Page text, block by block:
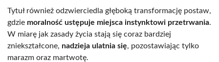
Tytuł również odzwierciedla głęboką transformację postaw,
gdzie moralność ustępuje miejsca instynktowi przetrwania.
W miarę jak zasady życia stają się coraz bardziej
zniekształcone, nadzieja ulatnia się, pozostawiając tylko
marazm oraz martwotę.